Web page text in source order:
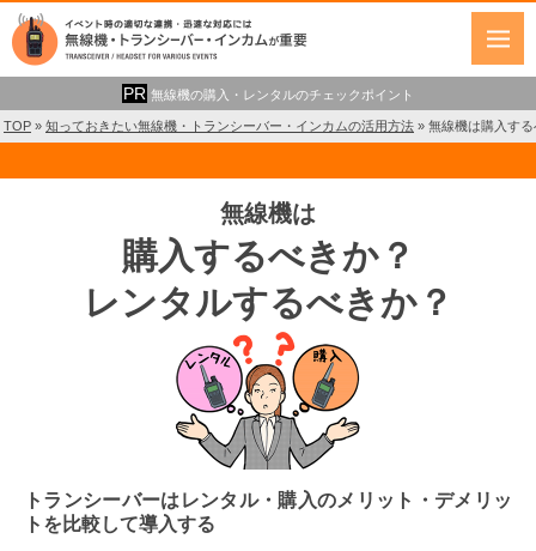
無線機の購入・レンタルのチェックポイント
TOP » 知っておきたい無線機・トランシーバー・インカムの活用方法 » 無線機は購入す
無線機は
購入するべきか？
レンタルするべきか？
トランシーバーはレンタル・購入のメリット・デメリッ
トを比較して導入する